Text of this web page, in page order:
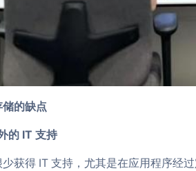
的缺点
的 IT 支持
获得 IT 支持，尤其是在应用程序经